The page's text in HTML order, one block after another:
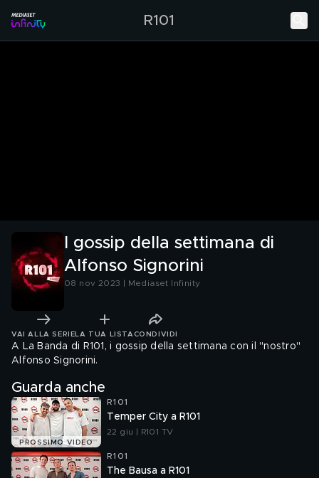
R101
I gossip della settimana di
Alfonso Signorini
08 nov 2023 | Mediaset Infinity
VAI ALLA SERIE LA TUA LISTA CONDIVIDI
A La Banda di R101, i gossip della settimana con il "nostro"
Alfonso Signorini.
Guarda anche
PROSSIMO VIDEO
R101
Temper City a R101
22 giu | R101 TV
R101
The Bausa a R101